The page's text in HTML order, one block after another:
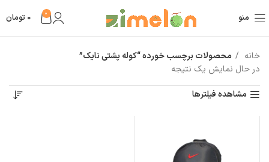
منو 0
0 تومان
خانه
محصولات برچسب خورده “کوله پشتی نایک”
در حال نمایش یک نتیجه
مشاهده فیلترها